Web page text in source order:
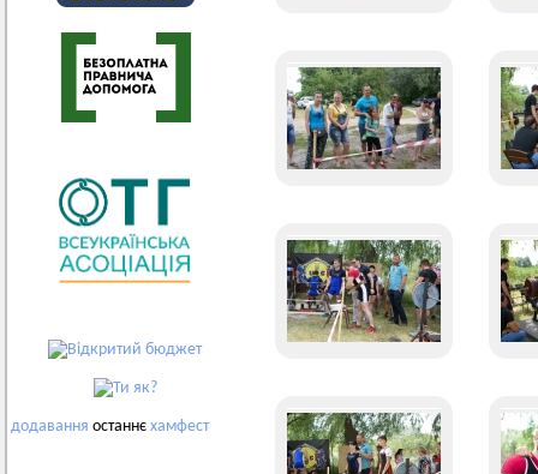
додавання останнє хамфест